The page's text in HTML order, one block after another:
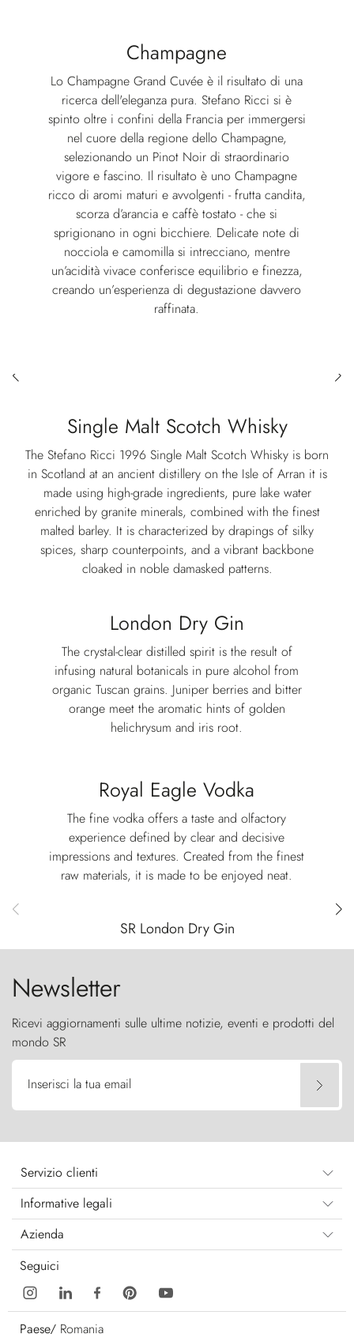
Champagne
Lo Champagne Grand Cuvée è il risultato di una
ricerca dell'eleganza pura. Stefano Ricci si è
spinto oltre i confini della Francia per immergersi
nel cuore della regione dello Champagne,
selezionando un Pinot Noir di straordinario
vigore e fascino. Il risultato è uno Champagne
ricco di aromi maturi e avvolgenti - frutta candita,
scorza d’arancia e caffè tostato - che si
sprigionano in ogni bicchiere. Delicate note di
nocciola e camomilla si intrecciano, mentre
un’acidità vivace conferisce equilibrio e finezza,
creando un’esperienza di degustazione davvero
raffinata.
Single Malt Scotch Whisky
The Stefano Ricci 1996 Single Malt Scotch Whisky is born
in Scotland at an ancient distillery on the Isle of Arran it is
made using high-grade ingredients, pure lake water
enriched by granite minerals, combined with the finest
malted barley. It is characterized by drapings of silky
spices, sharp counterpoints, and a vibrant backbone
cloaked in noble damasked patterns.
London Dry Gin
The crystal-clear distilled spirit is the result of
infusing natural botanicals in pure alcohol from
organic Tuscan grains. Juniper berries and bitter
orange meet the aromatic hints of golden
helichrysum and iris root.
Royal Eagle Vodka
The fine vodka offers a taste and olfactory
experience defined by clear and decisive
impressions and textures. Created from the finest
raw materials, it is made to be enjoyed neat.
SR London Dry Gin
Newsletter
Ricevi aggiornamenti sulle ultime notizie, eventi e prodotti del
mondo SR
Inserisci la tua email
Servizio clienti
Informative legali
Azienda
Seguici
Paese/ Romania